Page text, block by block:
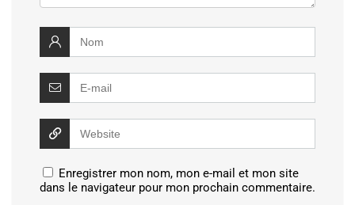
Enregistrer mon nom, mon e-mail et mon site
dans le navigateur pour mon prochain commentaire.